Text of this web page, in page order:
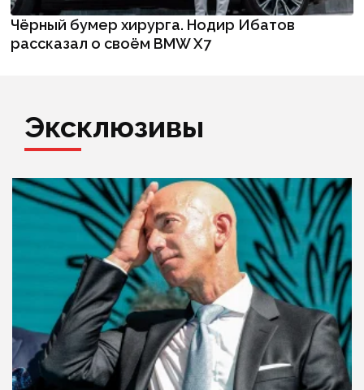
Чёрный бумер хирурга. Нодир Ибатов
рассказал о своём BMW X7
Эксклюзивы